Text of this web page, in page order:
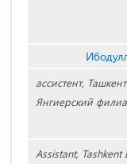
ассистент,
Янгиерский
Assistant,